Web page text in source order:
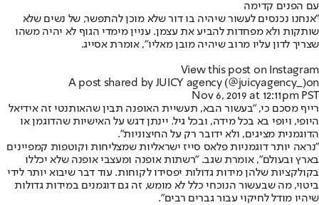
עם הפנים קדימה
"אנחנו נכנסים לעשור שיהיה בו דור שלא מוכן להתפשר, של נשים שלא
שותקות ולא מפחדות להביע את עצמן. עניין מימדי הגוף לא יהיה משהו
שצריך לדון עליו מרוב שיהיה מובן מאליו", אומרת אסייג.
View this post on Instagram
A post shared by JUICY agency (@juicyagency_)on
Nov 6, 2019 at 12:11pm PST
רייף מסכם כי, "בעשור הבא, תעשיית האופנה תבין שהאותנטי זה אידיאל
היופי, ויופי בא בכל מידה, ובכל גיל. יינתן דגש על האישיות שהדוגמן או
הדוגמנית מציגים, ולא ידובר רק על החיצוניות".
"נראה יותר דוגמניות פלאס סייז ישראליות שמצליחות וקוטפות קמפיינים
בארץ ובעולם", אומרת שגב. "רשתות אופנה ומעצבי אופנה שלא יכללו
בקולקציות שלהן מידות גדולות יפסידו לקוחות. עוד דבר שיבוא יותר לידי
ביטוי, מה שבעשור הנוכחי כלל לא מומש, זה גם דוגמנים במידות גדולות
שיהיו מודל לחיקוי עבור גברים רבים".